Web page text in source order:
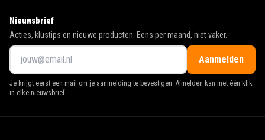
Nieuwsbrief
Acties, klustips en nieuwe producten. Eens per maand, niet vaker.
Aanmelden
Je krijgt eerst een mail om je aanmelding te bevestigen. Afmelden kan met één klik
in elke nieuwsbrief.